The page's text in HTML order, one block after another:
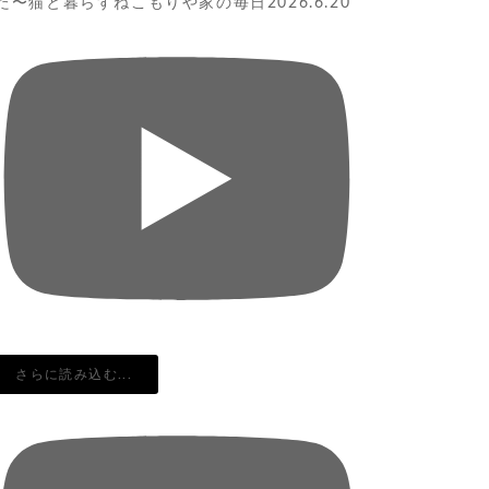
〜猫と暮らすねこもりや家の毎日2026.6.20
さらに読み込む...